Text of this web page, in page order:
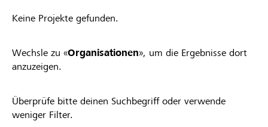
Keine Projekte gefunden.
Wechsle zu «Organisationen», um die Ergebnisse dort
anzuzeigen.
Überprüfe bitte deinen Suchbegriff oder verwende
weniger Filter.